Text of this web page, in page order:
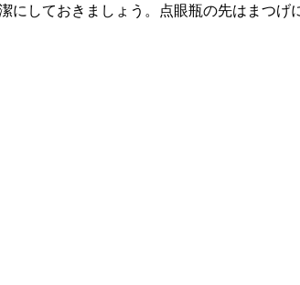
しておきましょう。点眼瓶の先はまつげ